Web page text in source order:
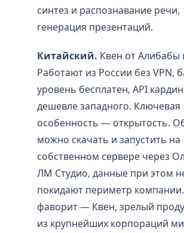
синтез и распознавание речи,
генерация презентаций.
Китайский. Квен от Алибабы
Работают из России без VPN,
уровень бесплатен, API
дешевле западного. Ключевая
особенность — открытость.
можно скачать и запустить на
собственном сервере через
ЛМ Студио, данные при этом
покидают периметр
фаворит — Квен, зрелый
из крупнейших корпораций